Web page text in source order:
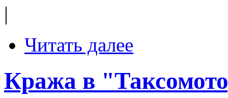
|
Читать далее
Кража в